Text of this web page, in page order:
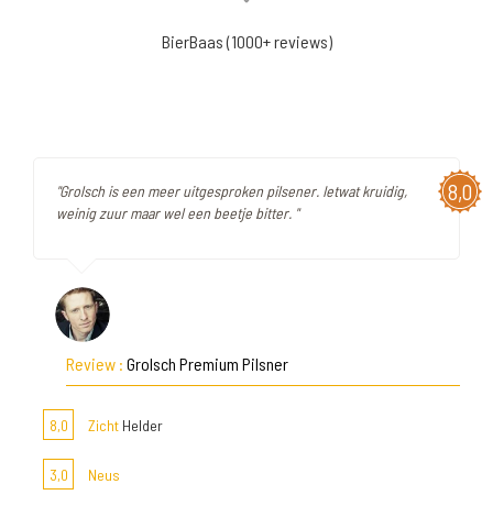
BierBaas (1000+ reviews)
8,0
"Grolsch is een meer uitgesproken pilsener. Ietwat kruidig,
weinig zuur maar wel een beetje bitter. "
Review : Grolsch Premium Pilsner
8,0 Zicht Helder
3,0 Neus